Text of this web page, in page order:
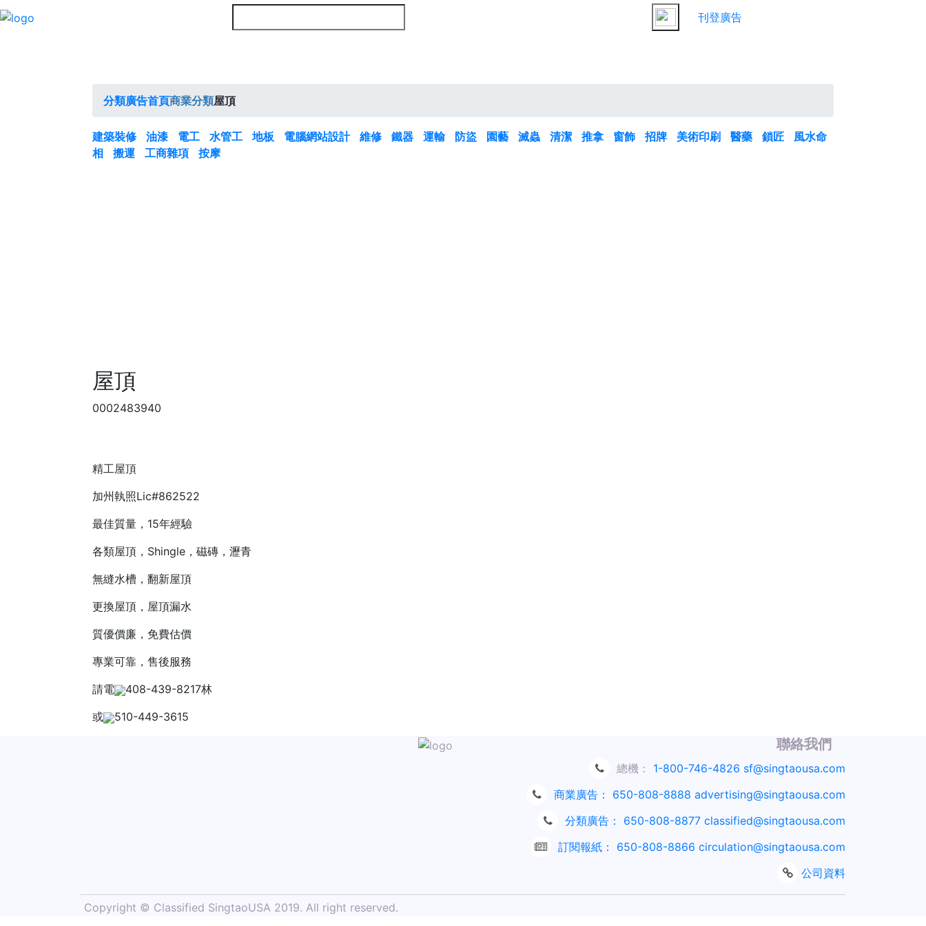
刊登廣告
分類廣告首頁商業分類屋頂
建築裝修 油漆 電工 水管工 地板 電腦網站設計 維修 鐵器 運輸 防盜 園藝 滅蟲 清潔 推拿 窗飾 招牌 美術印刷 醫藥 鎖匠
風水命
相
搬運 工商雜項 按摩
屋頂
0002483940
精工屋頂
加州執照Lic#862522
最佳質量，15年經驗
各類屋頂，Shingle，磁磚，瀝青
無縫水槽，翻新屋頂
更換屋頂，屋頂漏水
質優價廉，免費估價
專業可靠，售後服務
請電
408-439-8217林
或
510-449-3615
聯絡我們
總機： 1-800-746-4826 sf@singtaousa.com
商業廣告：
650-808-8888 advertising@singtaousa.com
分類廣告：
650-808-8877 classified@singtaousa.com
訂閱報紙：
650-808-8866 circulation@singtaousa.com
公司資料
Copyright © Classified SingtaoUSA 2019. All right reserved.